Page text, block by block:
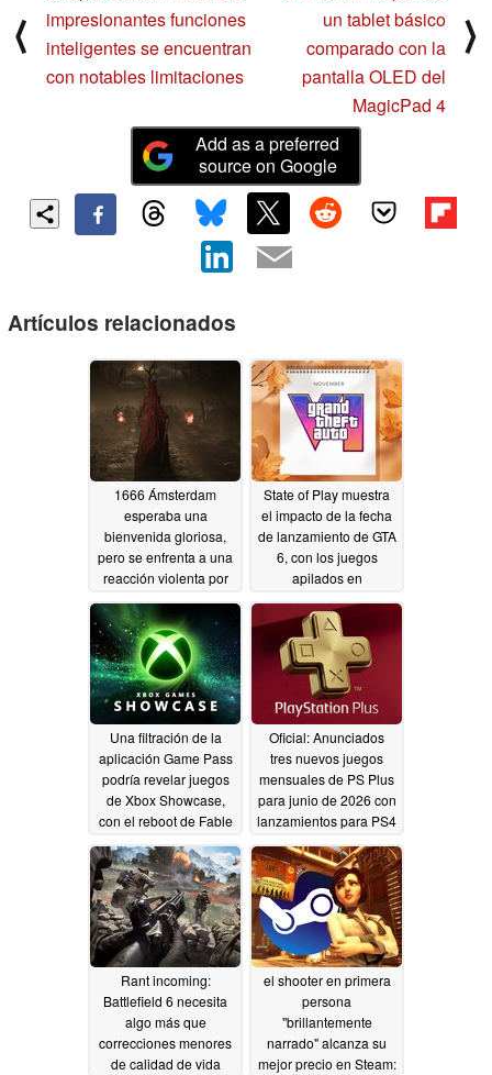
⟨
impresionantes funciones
inteligentes se encuentran
con notables limitaciones
un tablet básico
comparado con la
pantalla OLED del
MagicPad 4
⟩
Add as a preferred
source on Google
Artículos relacionados
1666 Ámsterdam
esperaba una
bienvenida gloriosa,
pero se enfrenta a una
reacción violenta por
06/11/2026
State of Play muestra
el impacto de la fecha
de lanzamiento de GTA
6, con los juegos
apilados en
06/03/2026
Una filtración de la
aplicación Game Pass
podría revelar juegos
de Xbox Showcase,
con el reboot de Fable
05/27/2026
Oficial: Anunciados
tres nuevos juegos
mensuales de PS Plus
para junio de 2026 con
lanzamientos para PS4
05/26/2026
Rant incoming:
Battlefield 6 necesita
algo más que
correcciones menores
de calidad de vida
el shooter en primera
persona
"brillantemente
narrado" alcanza su
mejor precio en Steam: